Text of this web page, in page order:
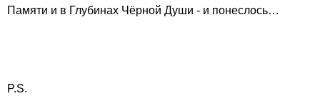
Памяти и в Глубинах Чёрной Души - и понеслось…
P.S.